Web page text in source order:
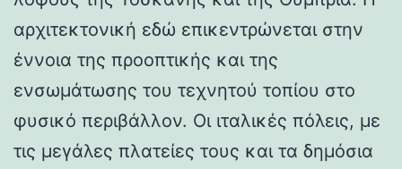
αρχιτεκτονική εδώ επικεντρώνεται στην
έννοια της προοπτικής και της
ενσωμάτωσης του τεχνητού τοπίου στο
φυσικό περιβάλλον. Οι ιταλικές πόλεις, με
τις μεγάλες πλατείες τους και τα δημόσια